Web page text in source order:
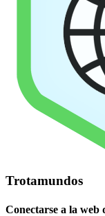
Trotamundos
Conectarse a la web